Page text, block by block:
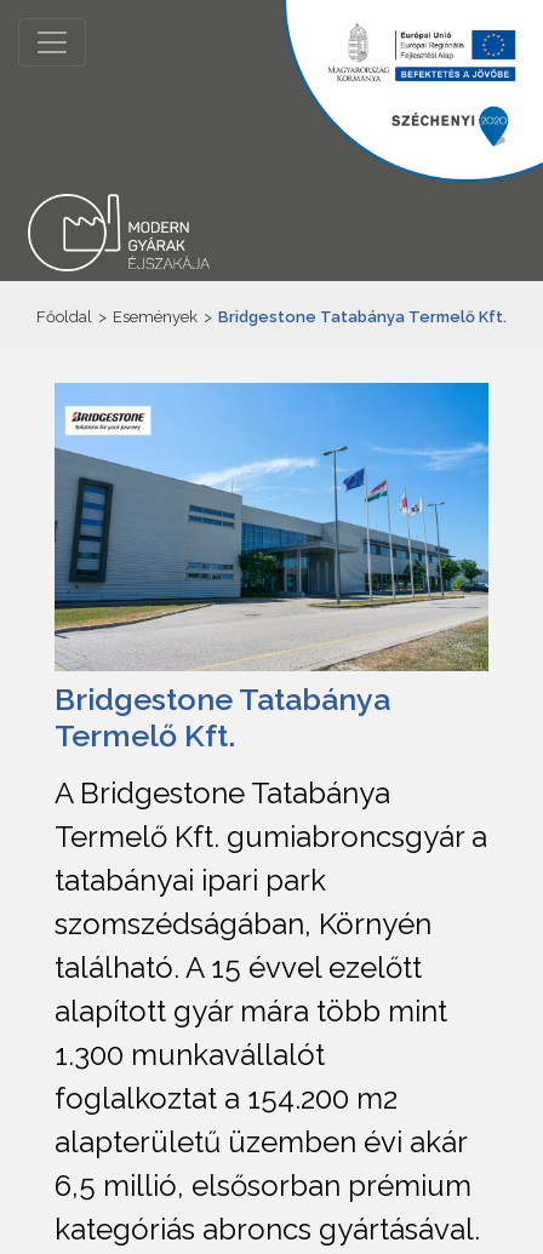
Főoldal > Események > Bridgestone Tatabánya Termelő Kft.
Bridgestone Tatabánya
Termelő Kft.
A Bridgestone Tatabánya
Termelő Kft. gumiabroncsgyár a
tatabányai ipari park
szomszédságában, Környén
található. A 15 évvel ezelőtt
alapított gyár mára több mint
1.300 munkavállalót
foglalkoztat a 154.200 m2
alapterületű üzemben évi akár
6,5 millió, elsősorban prémium
kategóriás abroncs gyártásával.